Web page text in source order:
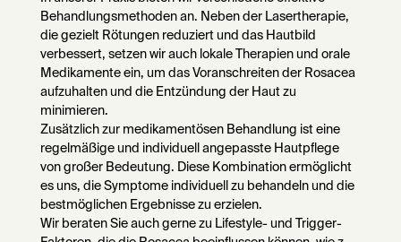
Behandlungsmethoden an. Neben der Lasertherapie,
die gezielt Rötungen reduziert und das Hautbild
verbessert, setzen wir auch lokale Therapien und orale
Medikamente ein, um das Voranschreiten der Rosacea
aufzuhalten und die Entzündung der Haut zu
minimieren.
Zusätzlich zur medikamentösen Behandlung ist eine
regelmäßige und individuell angepasste Hautpflege
von großer Bedeutung. Diese Kombination ermöglicht
es uns, die Symptome individuell zu behandeln und die
bestmöglichen Ergebnisse zu erzielen.
Wir beraten Sie auch gerne zu Lifestyle- und Trigger-